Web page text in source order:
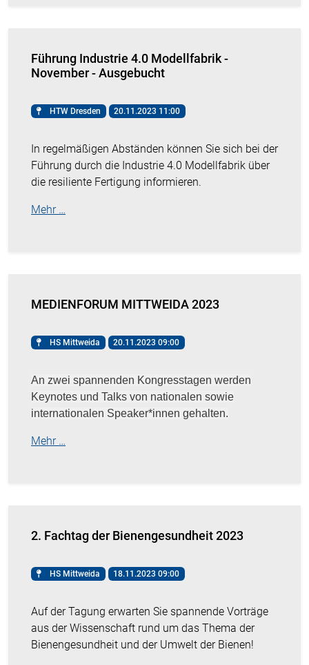
Führung Industrie 4.0 Modellfabrik -
November - Ausgebucht
HTW Dresden 20.11.2023 11:00
In regelmäßigen Abständen können Sie sich bei der
Führung durch die Industrie 4.0 Modellfabrik über
die resiliente Fertigung informieren.
Mehr …
MEDIENFORUM MITTWEIDA 2023
HS Mittweida 20.11.2023 09:00
An zwei spannenden Kongresstagen werden
Keynotes und Talks von nationalen sowie
internationalen Speaker*innen gehalten.
Mehr …
2. Fachtag der Bienengesundheit 2023
HS Mittweida 18.11.2023 09:00
Auf der Tagung erwarten Sie spannende Vorträge
aus der Wissenschaft rund um das Thema der
Bienengesundheit und der Umwelt der Bienen!